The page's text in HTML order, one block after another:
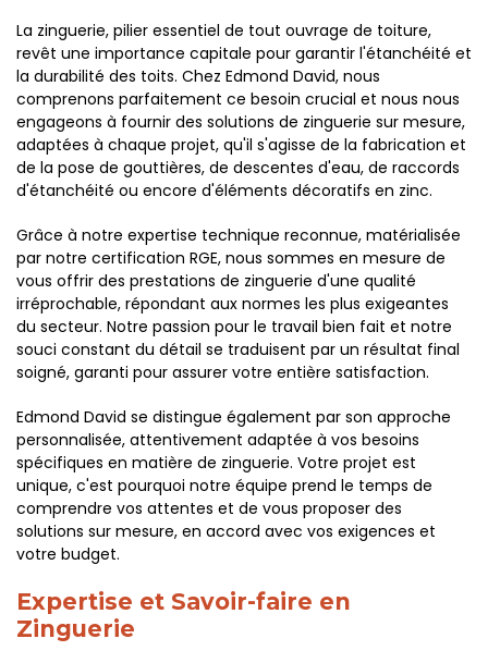
La zinguerie, pilier essentiel de tout ouvrage de toiture,
revêt une importance capitale pour garantir l'étanchéité et
la durabilité des toits. Chez Edmond David, nous
comprenons parfaitement ce besoin crucial et nous nous
engageons à fournir des solutions de zinguerie sur mesure,
adaptées à chaque projet, qu'il s'agisse de la fabrication et
de la pose de gouttières, de descentes d'eau, de raccords
d'étanchéité ou encore d'éléments décoratifs en zinc.
Grâce à notre expertise technique reconnue, matérialisée
par notre certification RGE, nous sommes en mesure de
vous offrir des prestations de zinguerie d'une qualité
irréprochable, répondant aux normes les plus exigeantes
du secteur. Notre passion pour le travail bien fait et notre
souci constant du détail se traduisent par un résultat final
soigné, garanti pour assurer votre entière satisfaction.
Edmond David se distingue également par son approche
personnalisée, attentivement adaptée à vos besoins
spécifiques en matière de zinguerie. Votre projet est
unique, c'est pourquoi notre équipe prend le temps de
comprendre vos attentes et de vous proposer des
solutions sur mesure, en accord avec vos exigences et
votre budget.
Expertise et Savoir-faire en
Zinguerie